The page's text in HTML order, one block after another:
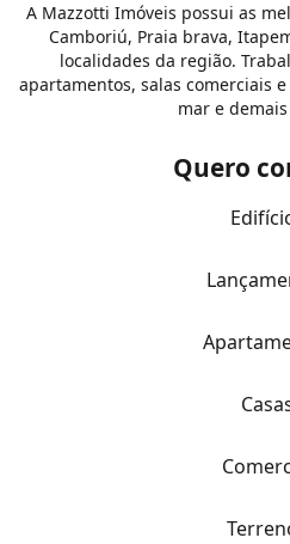
A Mazzotti Imóveis possui as
Camboriú, Praia brava,
localidades da região.
apartamentos, salas comerciais
mar e
Quero